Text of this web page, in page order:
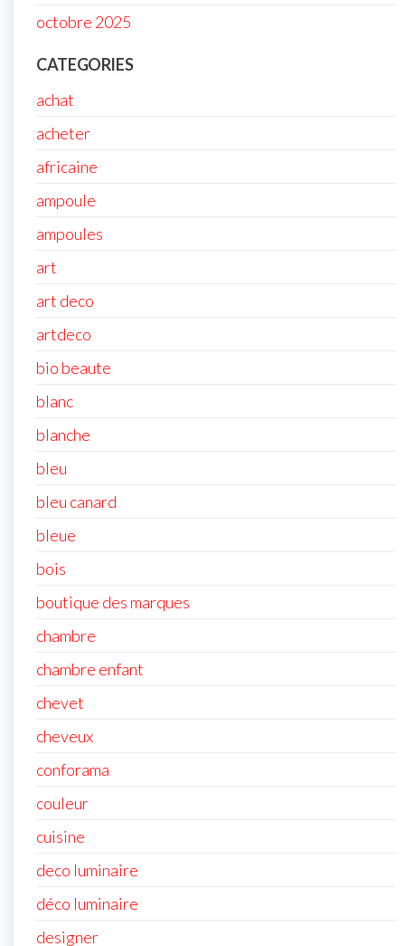
octobre 2025
CATEGORIES
achat
acheter
africaine
ampoule
ampoules
art
art deco
artdeco
bio beaute
blanc
blanche
bleu
bleu canard
bleue
bois
boutique des marques
chambre
chambre enfant
chevet
cheveux
conforama
couleur
cuisine
deco luminaire
déco luminaire
designer